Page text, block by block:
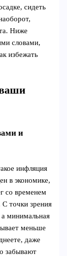
сидеть
Ниже
словами,
избежать
и
инфляция
в экономике,
со временем
точки зрения
минимальная
меньше
даже
забывают